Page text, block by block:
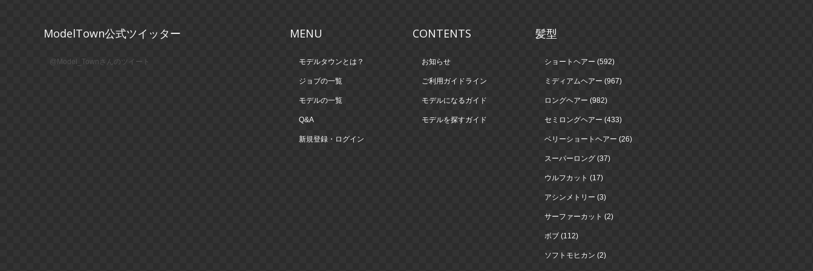
ModelTown公式ツイッター
@Model_Townさんのツイート
MENU
モデルタウンとは？
ジョブの一覧
モデルの一覧
Q&A
新規登録・ログイン
CONTENTS
お知らせ
ご利用ガイドライン
モデルになるガイド
モデルを探すガイド
髪型
ショートヘアー (592)
ミディアムヘアー (967)
ロングヘアー (982)
セミロングヘアー (433)
ベリーショートヘアー (26)
スーパーロング (37)
ウルフカット (17)
アシンメトリー (3)
サーファーカット (2)
ボブ (112)
ソフトモヒカン (2)